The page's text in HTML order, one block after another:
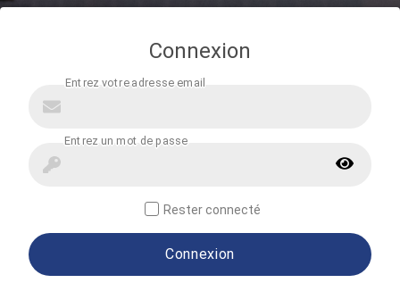
Connexion
Rester connecté
Connexion